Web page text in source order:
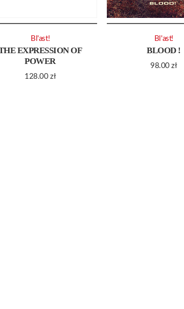
EXPRESSION OF
POWER
128.00zł
Bl'ast!
BLOOD !
98.00zł
Bl'ast!